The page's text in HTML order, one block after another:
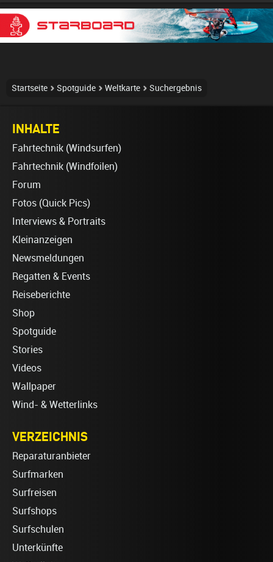
Startseite Spotguide Weltkarte Suchergebnis
INHALTE
Fahrtechnik (Windsurfen)
Fahrtechnik (Windfoilen)
Forum
Fotos (Quick Pics)
Interviews & Portraits
Kleinanzeigen
Newsmeldungen
Regatten & Events
Reiseberichte
Shop
Spotguide
Stories
Videos
Wallpaper
Wind- & Wetterlinks
VERZEICHNIS
Reparaturanbieter
Surfmarken
Surfreisen
Surfshops
Surfschulen
Unterkünfte